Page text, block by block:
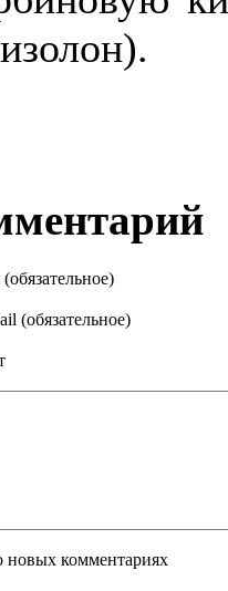
(обязательное)
новых комментариях